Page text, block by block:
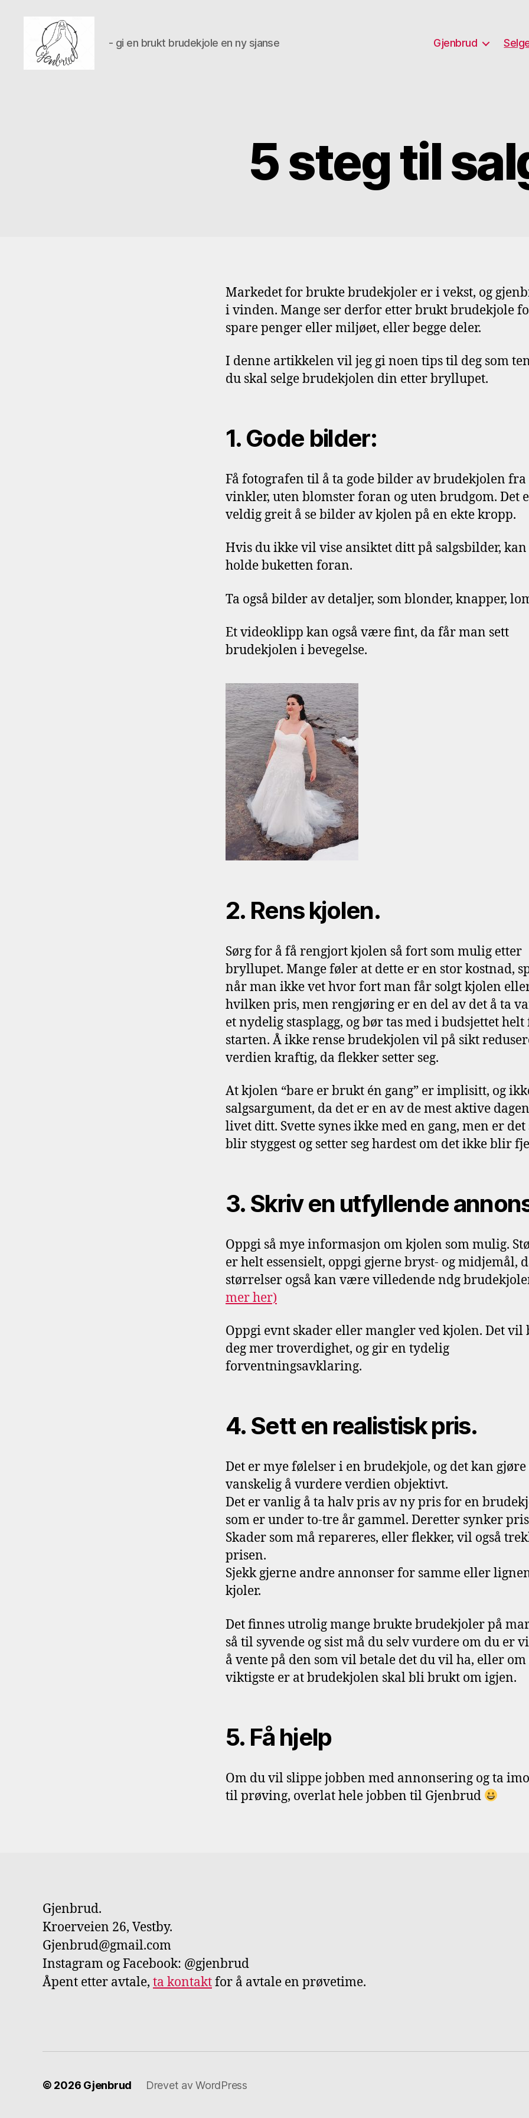
- gi en brukt brudekjole en ny sjanse Gjenbrud
5 steg til
Markedet for brukte brudekjoler er i vekst, og
i vinden. Mange ser derfor etter brukt brudekjole
spare penger eller miljøet, eller begge deler.
I denne artikkelen vil jeg gi noen tips til deg som
du skal selge brudekjolen din etter bryllupet.
1. Gode bilder:
Få fotografen til å ta gode bilder av brudekjolen
vinkler, uten blomster foran og uten brudgom. Det
veldig greit å se bilder av kjolen på en ekte kropp.
Hvis du ikke vil vise ansiktet ditt på salgsbilder,
holde buketten foran.
Ta også bilder av detaljer, som blonder, knapper,
Et videoklipp kan også være fint, da får man sett
brudekjolen i bevegelse.
2. Rens kjolen.
Sørg for å få rengjort kjolen så fort som mulig etter
bryllupet. Mange føler at dette er en stor kostnad,
når man ikke vet hvor fort man får solgt kjolen
hvilken pris, men rengjøring er en del av det å ta
et nydelig stasplagg, og bør tas med i budsjettet helt
starten. Å ikke rense brudekjolen vil på sikt
verdien kraftig, da flekker setter seg.
At kjolen “bare er brukt én gang” er implisitt, og
salgsargument, da det er en av de mest aktive
livet ditt. Svette synes ikke med en gang, men er det
blir styggest og setter seg hardest om det ikke blir
3. Skriv en utfyllende
Oppgi så mye informasjon om kjolen som mulig.
er helt essensielt, oppgi gjerne bryst- og midjemål,
størrelser også kan være villedende ndg
merher)
Oppgi evnt skader eller mangler ved kjolen. Det vil
deg mer troverdighet, og gir en tydelig
forventningsavklaring.
4. Sett en realistisk pris.
Det er mye følelser i en brudekjole, og det kan gjøre
vanskelig å vurdere verdien objektivt.
Det er vanlig å ta halv pris av ny pris for en
som er under to-tre år gammel. Deretter synker
Skader som må repareres, eller flekker, vil også
prisen.
Sjekk gjerne andre annonser for samme eller
kjoler.
Det finnes utrolig mange brukte brudekjoler på
så til syvende og sist må du selv vurdere om du er
å vente på den som vil betale det du vil ha, eller om
viktigste er at brudekjolen skal bli brukt om igjen.
5. Få hjelp
Om du vil slippe jobben med annonsering og ta
til prøving, overlat hele jobben til Gjenbrud
Gjenbrud.
Kroerveien 26, Vestby.
Gjenbrud@gmail.com
Instagram og Facebook: @gjenbrud
Åpent etter avtale, ta kontaktfor å avtale en prøvetime.
© 2026 Gjenbrud Drevet av WordPress